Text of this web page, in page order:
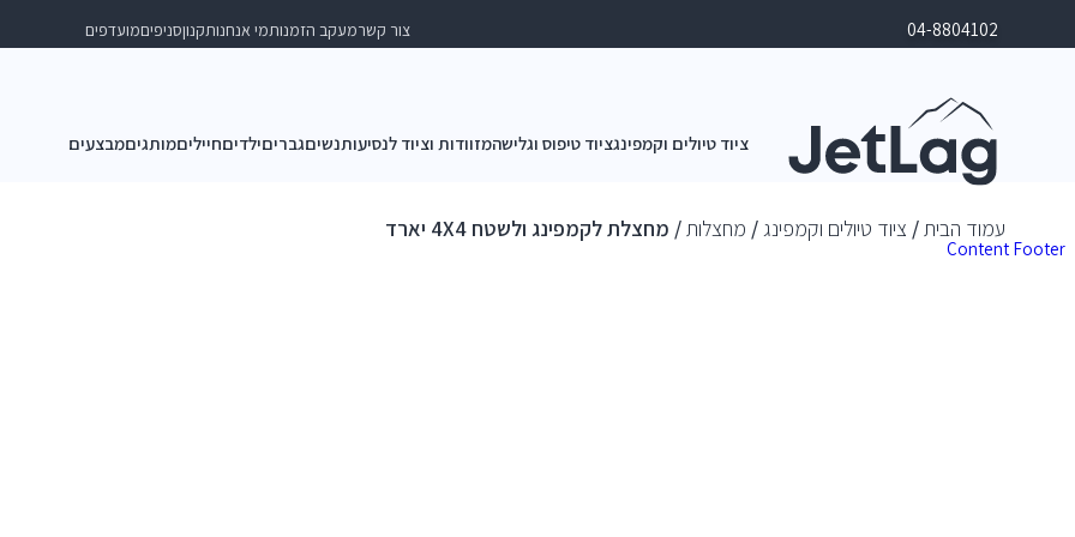
Content Footer
04-8804102 צור קשרמעקב הזמנותמי אנחנותקנוןסניפיםמועדפים
ציוד טיולים וקמפינגציוד טיפוס וגלישהמזוודות וציוד לנסיעותנשיםגבריםילדיםחייליםמותגיםמבצעים
עמוד הבית/ ציוד טיולים וקמפינג/ מחצלות/ מחצלת לקמפינג ולשטח 4X4 יארד